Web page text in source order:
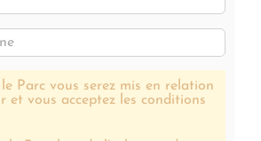
Parc vous serez mis en relation
et vous acceptez les conditions